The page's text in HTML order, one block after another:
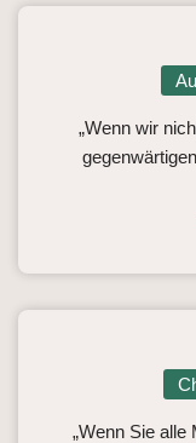
„Wenn wir
„Wenn Sie alle